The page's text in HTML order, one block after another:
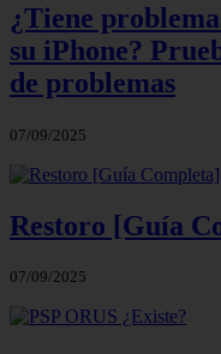
¿Tiene
su iPhone?
de problemas
07/09/2025
Restoro [Guía
07/09/2025